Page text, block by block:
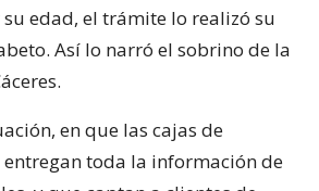
edad, el trámite lo realizó su
Así lo narró el sobrino de la
en que las cajas de
toda la información de